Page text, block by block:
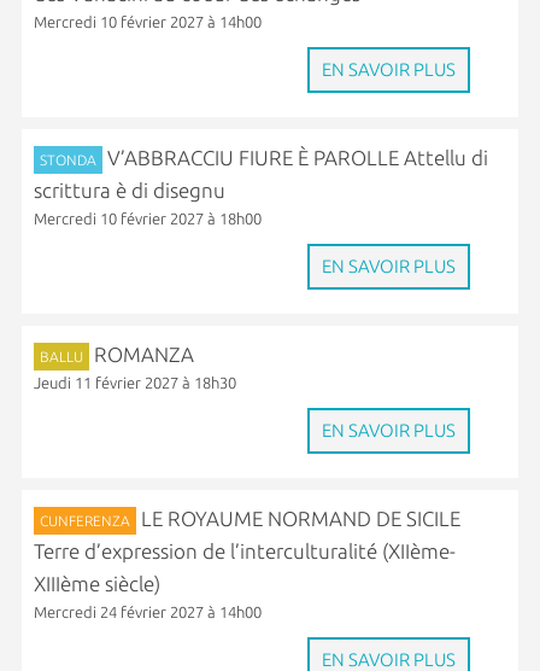
Mercredi 10 février 2027 à 14h00
EN SAVOIR PLUS
STONDA
V’ABBRACCIU FIURE È PAROLLE Attellu di
scrittura è di disegnu
Mercredi 10 février 2027 à 18h00
EN SAVOIR PLUS
BALLU ROMANZA
Jeudi 11 février 2027 à 18h30
EN SAVOIR PLUS
CUNFERENZA
LE ROYAUME NORMAND DE SICILE
Terre d’expression de l’interculturalité (XIIème-
XIIIème siècle)
Mercredi 24 février 2027 à 14h00
EN SAVOIR PLUS